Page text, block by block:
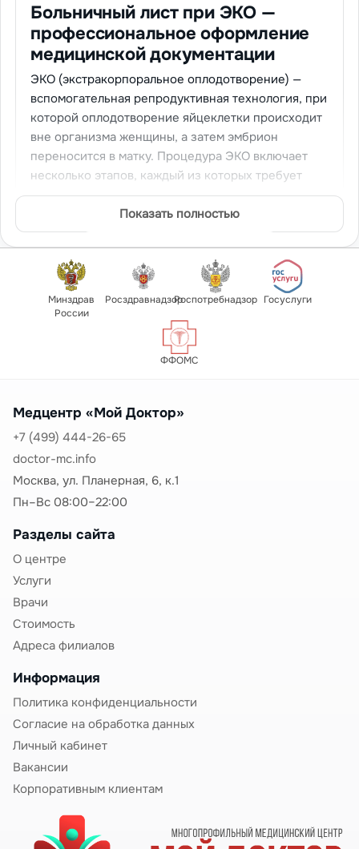
Больничный лист при ЭКО —
профессиональное оформление
медицинской документации
ЭКО (экстракорпоральное оплодотворение) —
вспомогательная репродуктивная технология, при
которой оплодотворение яйцеклетки происходит
вне организма женщины, а затем эмбрион
переносится в матку. Процедура ЭКО включает
несколько этапов, каждый из которых требует
времени, соблюдения режима, посещения
клиники. Мы предлагаемкупить больничный при
ЭКОс соблюдением всех требований
законодательства.
ЭКО — это физически и эмоционально
напряженный процесс, требующий освобождения
от работы на различных этапах.
может оформляться на разных этапах
протокола на срок от 3 до 14 дней.
1. Подготовка к ЭКО:
Обследование обоих партнеров
Коррекция выявленных нарушений
Подбор протокола стимуляции
Прием препаратов для подготовки эндометрия
Больничный при стимуляции ЭКО
потребоваться при выраженных побочных
эффектах препаратов.
Длительность: 8-14 дней
Менопур) — ежедневные инъекции
Контроль: УЗИ и анализы крови каждые 2-3 дня
Побочные эффекты стимуляции:
Перепады настроения
Увеличение яичников (синдром
Показать полностью
Минздрав
России
РосздравнадзорРоспотребнадзор Госуслуги
ФФОМС
Медцентр «Мой Доктор»
+7 (499) 444-26-65
doctor-mc.info
Москва, ул. Планерная, 6, к.1
Пн–Вс 08:00–22:00
Разделы сайта
О центре
Услуги
Врачи
Стоимость
Адреса филиалов
Информация
Политика конфиденциальности
Согласие на обработка данных
Личный кабинет
Вакансии
Корпоративным клиентам